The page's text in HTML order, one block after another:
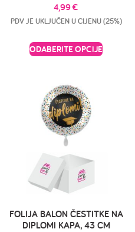
4,99€
PDV JE UKLJUČEN U CIJENU (25%)
ODABERITE OPCIJE
FOLIJA BALON ČESTITKE NA
DIPLOMI KAPA, 43 CM